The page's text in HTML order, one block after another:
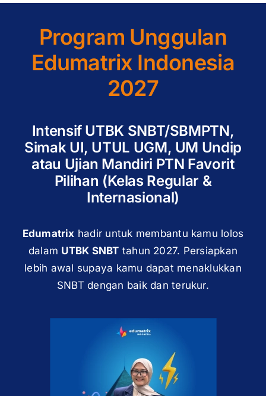
Program Unggulan
Edumatrix Indonesia
2027
Intensif UTBK SNBT/SBMPTN,
Simak UI, UTUL UGM, UM Undip
atau Ujian Mandiri PTN Favorit
Pilihan (Kelas Regular &
Internasional)
Edumatrix hadir untuk membantu kamu lolos
dalam UTBK SNBT tahun 2027. Persiapkan
lebih awal supaya kamu dapat menaklukkan
SNBT dengan baik dan terukur.